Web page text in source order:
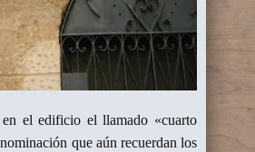
el edificio el llamado «cuarto
que aún recuerdan los